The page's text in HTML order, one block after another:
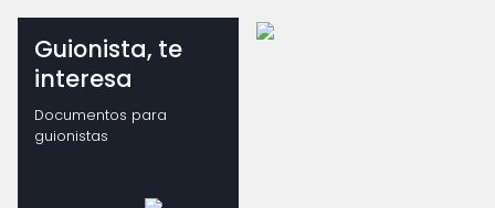
Guionista, te
interesa
Documentos para
guionistas